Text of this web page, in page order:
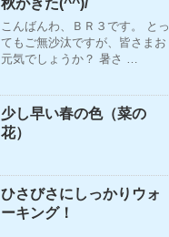
秋がきた(^^)/
こんばんわ、ＢＲ３です。 とっ
てもご無沙汰ですが、皆さまお
元気でしょうか？ 暑さ …
少し早い春の色（菜の
花）
ひさびさにしっかりウォ
ーキング！